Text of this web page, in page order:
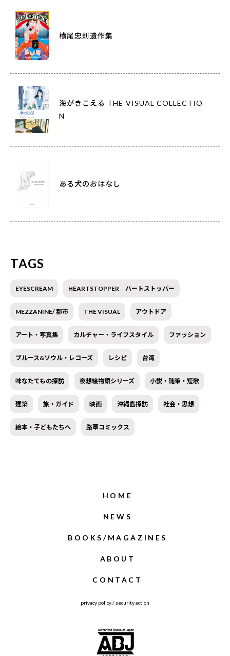
横尾忠則遺作集
海がきこえる THE VISUAL COLLECTIO
N
ある犬のおはなし
TAGS
EYESCREAM HEARTSTOPPER ハートストッパー
MEZZANINE/ 都市 THE VISUAL アウトドア
アート・写真集 カルチャー・ライフスタイル ファッション
ブルース&ソウル・レコーズ レシピ 台湾
味なたてもの探訪 夜想絵物語シリーズ 小説・随筆・短歌
建築 旅・ガイド 映画 沖縄島探訪 社会・思想
絵本・子どもたちへ 路草コミックス
HOME
NEWS
BOOKS/MAGAZINES
ABOUT
CONTACT
privacy policy/ security action